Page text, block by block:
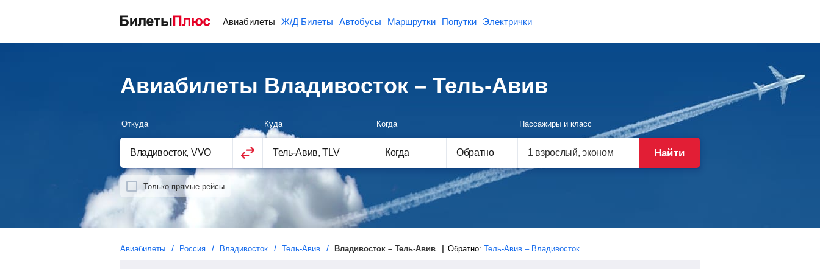
Авиабилеты Ж/Д Билеты Автобусы Маршрутки Попутки Электрички
Авиабилеты Владивосток – Тель-Авив
Откуда Куда
Когда
Когда
Обратно
Пассажиры и класс
Только прямые рейсы
Найти
Авиабилеты Россия Владивосток Тель-Авив Владивосток – Тель-Авив Обратно: Тель-Авив – Владивосток